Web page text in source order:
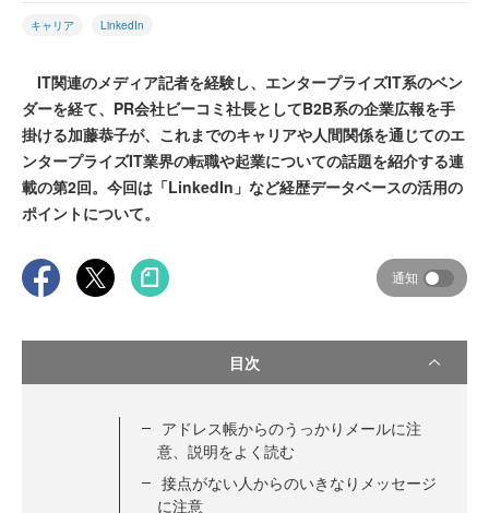
キャリア LinkedIn
IT関連のメディア記者を経験し、エンタープライズIT系のベン
ダーを経て、PR会社ビーコミ社長としてB2B系の企業広報を手
掛ける加藤恭子が、これまでのキャリアや人間関係を通じてのエ
ンタープライズIT業界の転職や起業についての話題を紹介する連
載の第2回。今回は「LinkedIn」など経歴データベースの活用の
ポイントについて。
通知
目次
アドレス帳からのうっかりメールに注
意、説明をよく読む
接点がない人からのいきなりメッセージ
に注意